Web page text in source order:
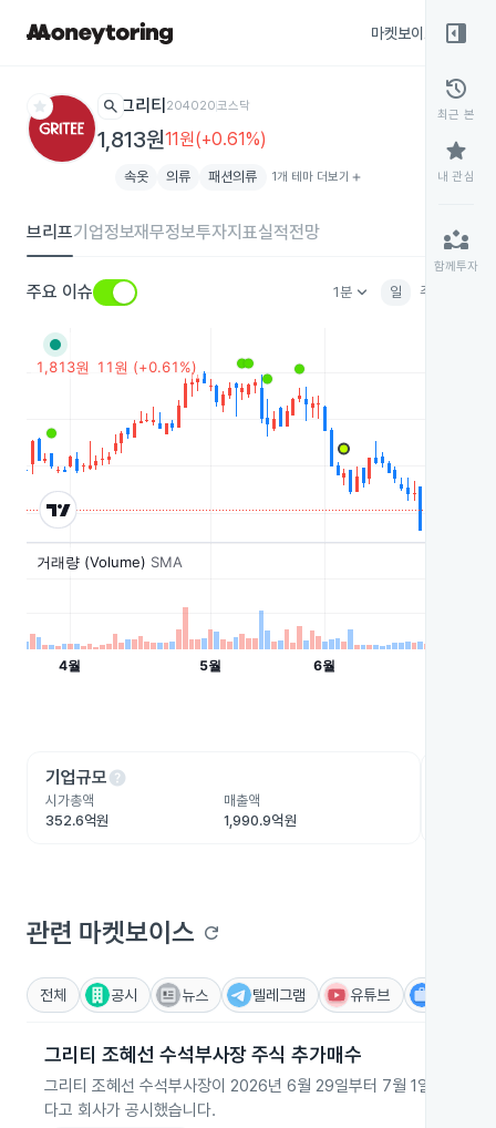
마켓보이스
star search 그리티 204020코스닥
1,813원11원(+0.61%)
속옷 의류 패션의류 1개 테마 더보기 add
브리프기업정보재무정보투자지표실적전망
주요 이슈 1분keyboard_arrow_down 일 주
기업규모help
시가총액
352.6억원
매출액
1,990.9억원
관련 마켓보이스 refresh
전체 공시 뉴스 텔레그램 유튜브
그리티 조혜선 수석부사장 주식 추가매수
그리티 조혜선 수석부사장이 2026년 6월 29일부터 7월 1일까지
다고 회사가 공시했습니다.
right_panel_open
history
최근 본
star
내 관심
partner_exchange
함께투자